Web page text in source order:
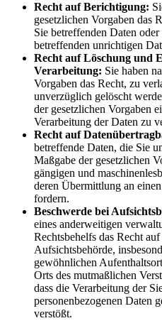
Recht auf Berichtigung:
gesetzlichen Vorgaben das
Sie betreffenden Daten
betreffenden unrichtigen
Recht auf Löschung und
Verarbeitung: Sie haben
Vorgaben das Recht, zu
unverzüglich gelöscht
der gesetzlichen Vorgaben
Verarbeitung der Daten zu
Recht auf
betreffende Daten, die Sie
Maßgabe der gesetzlichen
gängigen und
deren Übermittlung an
fordern.
Beschwerde bei
eines anderweitigen
Rechtsbehelfs das Recht
Aufsichtsbehörde,
gewöhnlichen
Orts des mutmaßlichen
dass die Verarbeitung der
personenbezogenen Daten
verstößt.